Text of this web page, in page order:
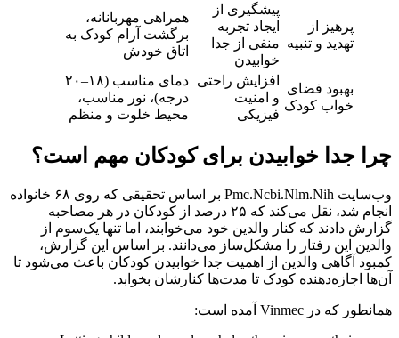
پرهیز از
تهدید و تنبیه
پیشگیری از
ایجاد تجربه
منفی از جدا
خوابیدن
همراهی مهربانانه،
برگشت آرام کودک به
اتاق خودش
بهبود فضای
خواب کودک
افزایش راحتی
و امنیت
فیزیکی
دمای مناسب (۱۸–۲۰
درجه)، نور مناسب،
محیط خلوت و منظم
چرا جدا خوابیدن برای کودکان مهم است؟
وب‌سایت Pmc.Ncbi.Nlm.Nih بر اساس تحقیقی که روی ۶۸ خانواده
انجام شد، نقل می‌کند که ۲۵ درصد از کودکان در هر مصاحبه
گزارش دادند که کنار والدین خود می‌خوابند، اما تنها یک‌سوم از
والدین این رفتار را مشکل‌ساز می‌دانند. بر اساس این گزارش،
کمبود آگاهی والدین از اهمیت جدا خوابیدن کودکان باعث می‌شود تا
آن‌ها اجازه‌دهنده کودک تا مدت‌ها کنارشان بخوابد.
همانطور که در Vinmec آمده است: